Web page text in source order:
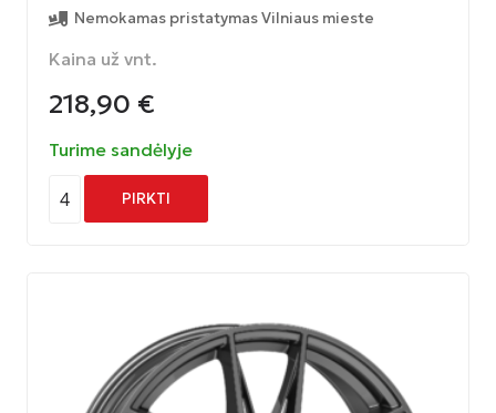
Nemokamas pristatymas Vilniaus mieste
Kaina už vnt.
218,90 €
Turime sandėlyje
4 PIRKTI